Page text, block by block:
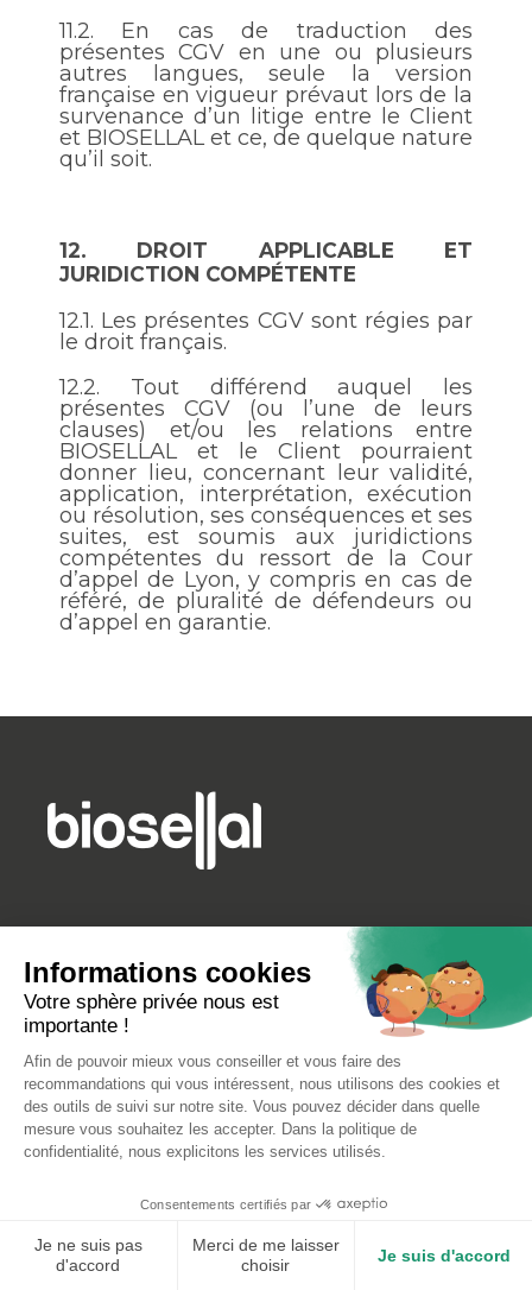
11.2.
En cas de traduction des
présentes CGV en une ou plusieurs
autres langues, seule la version
française en vigueur prévaut lors de la
survenance d’un litige entre le Client
et BIOSELLAL et ce, de quelque nature
qu’il soit.
12.
DROIT APPLICABLE ET
JURIDICTION COMPÉTENTE
12.1. Les présentes CGV sont régies par
le droit français.
12.2.
Tout différend auquel les
présentes CGV (ou l’une de leurs
clauses) et/ou les relations entre
BIOSELLAL et le Client pourraient
donner lieu, concernant leur validité,
application, interprétation, exécution
ou résolution, ses conséquences et ses
suites, est soumis aux juridictions
compétentes du ressort de la Cour
d’appel de Lyon, y compris en cas de
référé, de pluralité de défendeurs ou
d’appel en garantie.
INFORMATIONS SUR LE MAGASIN
Biosellal
27 Chemin des Peupliers
69570 Dardilly
France
+33 (0)4 26 78 47 60
Informations cookies
Votre sphère privée nous est
importante !
Afin de pouvoir mieux vous conseiller et vous faire des
recommandations qui vous intéressent, nous utilisons des cookies et
des outils de suivi sur notre site. Vous pouvez décider dans quelle
mesure vous souhaitez les accepter. Dans la politique de
confidentialité, nous explicitons les services utilisés.
Consentements certifiés par
Je ne suis pas
d'accord
Merci de me laisser
choisir
Je suis d'accord